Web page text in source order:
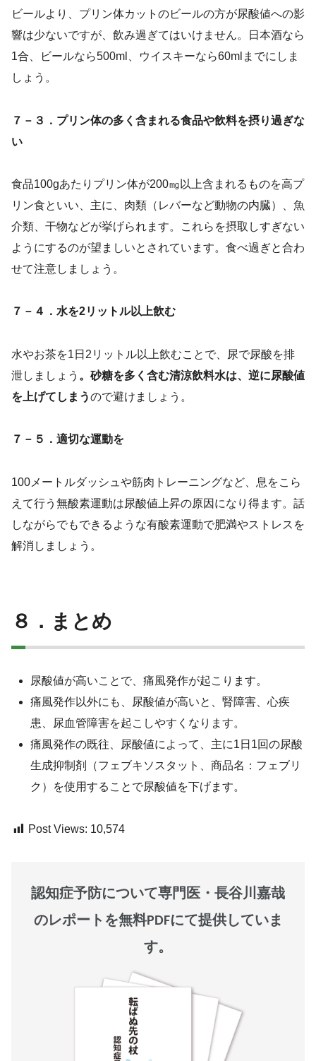
ビールより、プリン体カットのビールの方が尿酸値への影
響は少ないですが、飲み過ぎてはいけません。日本酒なら
1合、ビールなら500ml、ウイスキーなら60mlまでにしま
しょう。
７－３．プリン体の多く含まれる食品や飲料を摂り過ぎな
い
食品100gあたりプリン体が200㎎以上含まれるものを高プ
リン食といい、主に、肉類（レバーなど動物の内臓）、魚
介類、干物などが挙げられます。これらを摂取しすぎない
ようにするのが望ましいとされています。食べ過ぎと合わ
せて注意しましょう。
７－４．水を2リットル以上飲む
水やお茶を1日2リットル以上飲むことで、尿で尿酸を排
泄しましょう 。砂糖を多く含む清涼飲料水は、逆に尿酸値
を上げてしまうので避けましょう。
７－５．適切な運動を
100メートルダッシュや筋肉トレーニングなど、息をこら
えて行う無酸素運動は尿酸値上昇の原因になり得ます。話
しながらでもできるような有酸素運動で肥満やストレスを
解消しましょう。
８．まとめ
尿酸値が高いことで、痛風発作が起こります。
痛風発作以外にも、尿酸値が高いと、腎障害、心疾
患、尿血管障害を起こしやすくなります。
痛風発作の既往、尿酸値によって、主に1日1回の尿酸
生成抑制剤（フェブキソスタット、商品名：フェブリ
ク）を使用することで尿酸値を下げます。
Post Views: 10,574
認知症予防について専門医・長谷川嘉哉
のレポートを無料PDFにて提供していま
す。